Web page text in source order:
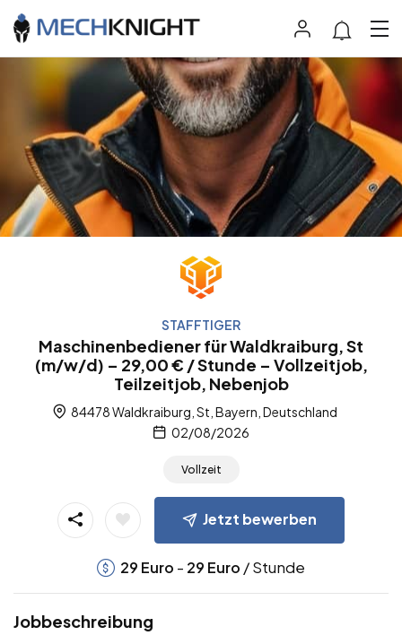
STAFFTIGER
Maschinenbediener für Waldkraiburg, St
(m/w/d) – 29,00 € / Stunde – Vollzeitjob,
Teilzeitjob, Nebenjob
84478 Waldkraiburg, St, Bayern, Deutschland
02/08/2026
Vollzeit
Jetzt bewerben
29 Euro - 29 Euro / Stunde
Jobbeschreibung